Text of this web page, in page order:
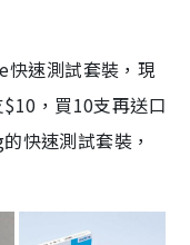
速測試套裝，現
，買10支再送口
快速測試套裝，